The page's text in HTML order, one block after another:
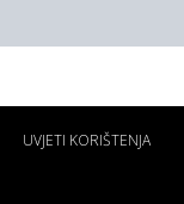
UVJETI KORIŠTENJA